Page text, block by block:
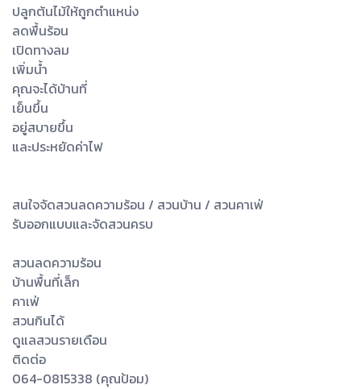
ปลูกต้นไม้ให้ถูกตำแหน่ง
ลดพื้นร้อน
เปิดทางลม
เพิ่มน้ำ
คุณจะได้บ้านที่
เย็นขึ้น
อยู่สบายขึ้น
และประหยัดค่าไฟ
สนใจจัดสวนลดความร้อน / สวนบ้าน / สวนคาเฟ่
รับออกแบบและจัดสวนครบ
สวนลดความร้อน
บ้านพื้นที่เล็ก
คาเฟ่
สวนกินได้
ดูแลสวนรายเดือน
ติดต่อ
064-0815338 (คุณป้อม)